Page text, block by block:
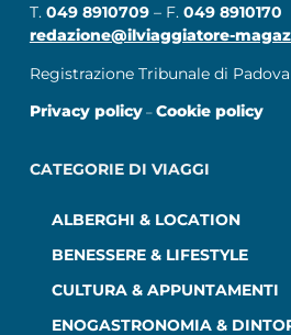
T. 049 8910709 – F. 049 8910170
redazione@ilviaggiatore-
Registrazione Tribunale di
Privacy policy– Cookie policy
CATEGORIE DI VIAGGI
ALBERGHI & LOCATION
BENESSERE & LIFESTYLE
CULTURA & APPUNTAMENTI
ENOGASTRONOMIA &